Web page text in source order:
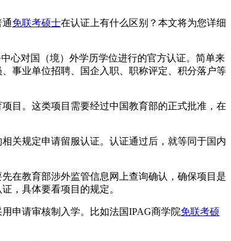
免联考硕士在认证上有什么区别？本文将为您详细
心对国（境）外学历学位进行的官方认证。简单来
事业单位招聘、国企入职、职称评定、积分落户等
目。这类项目需要经过中国教育部的正式批准，在
关规定申请留服认证。认证通过后，就等同于国内
在教育部涉外监管信息网上查询确认，确保项目是
，具体要看项目的规定。
申请审核制入学。比如法国IPAG商学院免联考硕